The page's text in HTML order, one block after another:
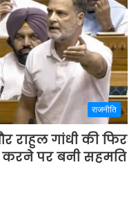
राजनीति
राहुल गांधी की फिर
करने पर बनी सहमति